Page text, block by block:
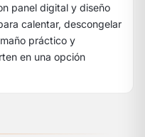
panel digital y diseño
calentar, descongelar
práctico y
en una opción